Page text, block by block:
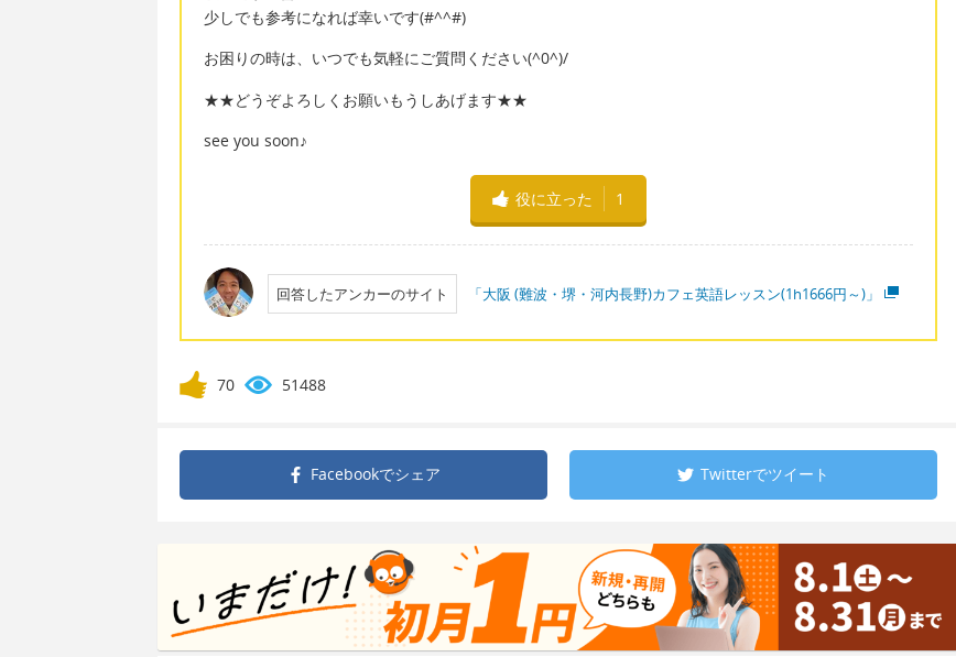
少しでも参考になれば幸いです(#^^#)
お困りの時は、いつでも気軽にご質問ください(^0^)/
★★どうぞよろしくお願いもうしあげます★★
see you soon♪
役に立った 1
回答したアンカーのサイト 「大阪 (難波・堺・河内長野)カフェ英語レッスン(1h1666円～)」
70 51488
Facebookでシェア Twitterでツイート